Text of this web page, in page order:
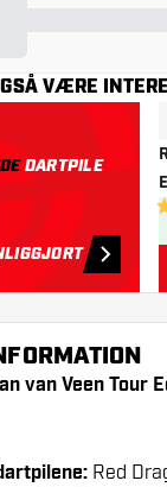
VÆRE
DARTPILE
van Veen Tour
Red